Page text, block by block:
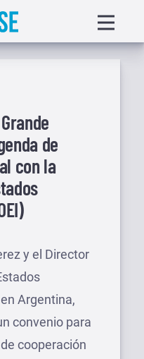
menu
de
con la
y el Director
Argentina,
convenio para
cooperación